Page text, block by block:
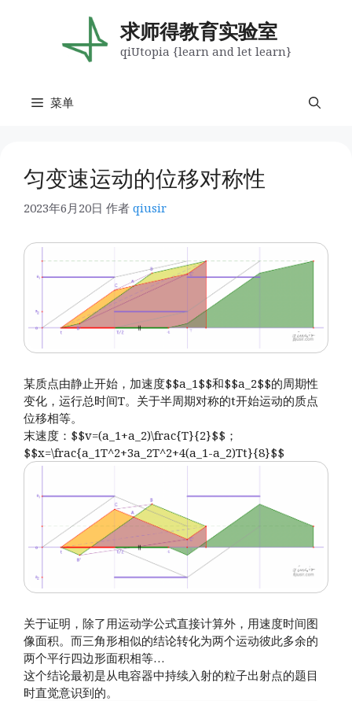
求师得教育实验室
qiUtopia {learn and let learn}
菜单
匀变速运动的位移对称性
2023年6月20日 作者 qiusir
某质点由静止开始，加速度$$a_1$$和$$a_2$$的周期性
变化，运行总时间T。关于半周期对称的t开始运动的质点
位移相等。
末速度：$$v=(a_1+a_2)\frac{T}{2}$$；
$$x=\frac{a_1T^2+3a_2T^2+4(a_1-a_2)Tt}{8}$$
关于证明，除了用运动学公式直接计算外，用速度时间图
像面积。而三角形相似的结论转化为两个运动彼此多余的
两个平行四边形面积相等…
这个结论最初是从电容器中持续入射的粒子出射点的题目
时直觉意识到的。